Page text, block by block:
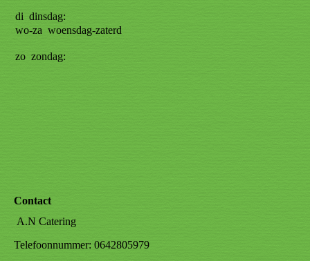
di dinsdag:
wo-za woensdag-zaterdag:
zo zondag:
Contact
A.N Catering
Telefoonnummer: 0642805979